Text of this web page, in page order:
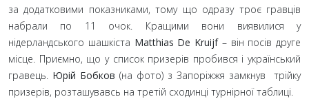
за додатковими показниками, тому що одразу троє гравців
набрали по 11 очок. Кращими вони виявилися у
нідерландського шашкіста Matthias De Kruijf– він посів друге
місце. Приємно, що у список призерів пробився і український
гравець. Юрій Бобков (на фото) з Запоріжжя замкнув трійку
призерів, розташувавсь на третій сходинці турнірної таблиці.